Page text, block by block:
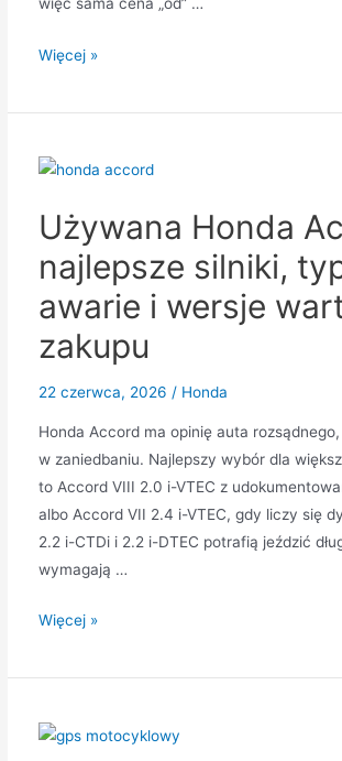
więc sama cena „od” …
10
samochodów
na
rynku
2026
roku
ranking
cen
najlepsze
wybory
Więcej »
Używana Honda
najlepsze silniki,
awarie i wersje
zakupu
22 czerwca, 2026 / Honda
Honda Accord ma opinię auta
w zaniedbaniu. Najlepszy wybór dla
to Accord VIII 2.0 i-VTEC z
albo Accord VII 2.4 i-VTEC, gdy liczy się
2.2 i-CTDi i 2.2 i-DTEC potrafią jeździć
wymagają …
Używana
Accord:
silniki,
Więcej »